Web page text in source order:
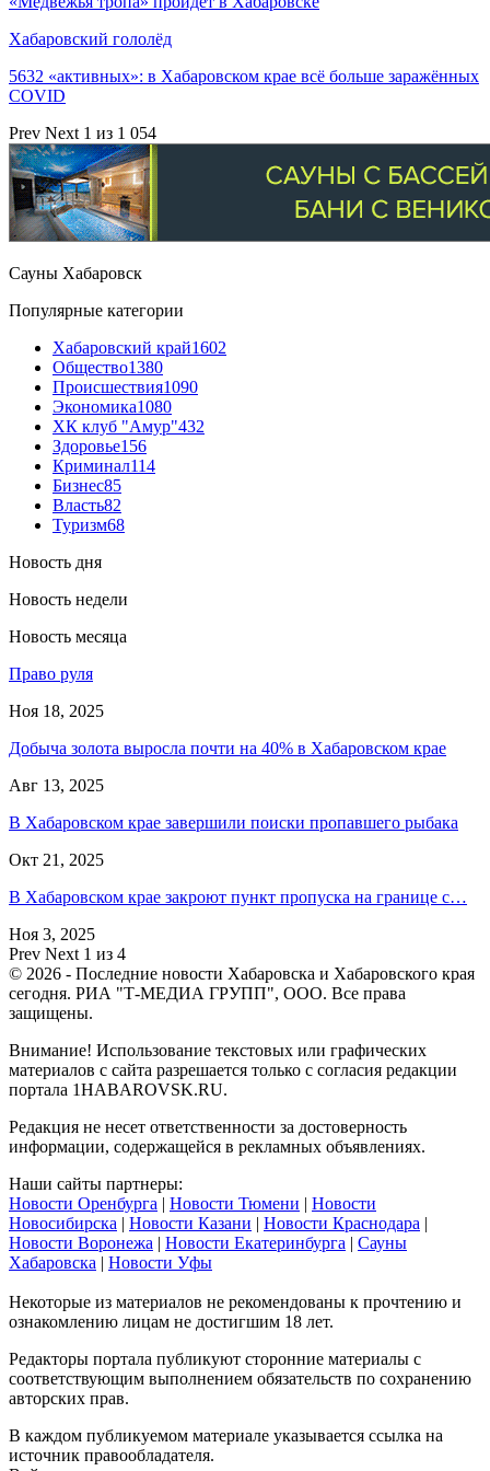
Хабаровский гололёд
5632 «активных»: в Хабаровском крае всё больше заражённых
COVID
Prev Next 1 из 1 054
Сауны Хабаровск
Популярные категории
Хабаровский край1602
Общество1380
Происшествия1090
Экономика1080
ХК клуб "Амур"432
Здоровье156
Криминал114
Бизнес85
Власть82
Туризм68
Новость дня
Новость недели
Новость месяца
Право руля
Ноя 18, 2025
Добыча золота выросла почти на 40% в Хабаровском крае
Авг 13, 2025
В Хабаровском крае завершили поиски пропавшего рыбака
Окт 21, 2025
В Хабаровском крае закроют пункт пропуска на границе с…
Ноя 3, 2025
Prev Next 1 из 4
© 2026 - Последние новости Хабаровска и Хабаровского края
сегодня. РИА "Т-МЕДИА ГРУПП", ООО. Все права
защищены.
Внимание! Использование текстовых или графических
материалов с сайта разрешается только c согласия редакции
портала 1HABAROVSK.RU.
Редакция не несет ответственности за достоверность
информации, содержащейся в рекламных объявлениях.
Наши сайты партнеры:
Новости Оренбурга | Новости Тюмени | Новости
Новосибирска | Новости Казани | Новости Краснодара |
Новости Воронежа | Новости Екатеринбурга | Сауны
Хабаровска | Новости Уфы
Некоторые из материалов не рекомендованы к прочтению и
ознакомлению лицам не достигшим 18 лет.
Редакторы портала публикуют сторонние материалы с
соответствующим выполнением обязательств по сохранению
авторских прав.
В каждом публикуемом материале указывается ссылка на
источник правообладателя.